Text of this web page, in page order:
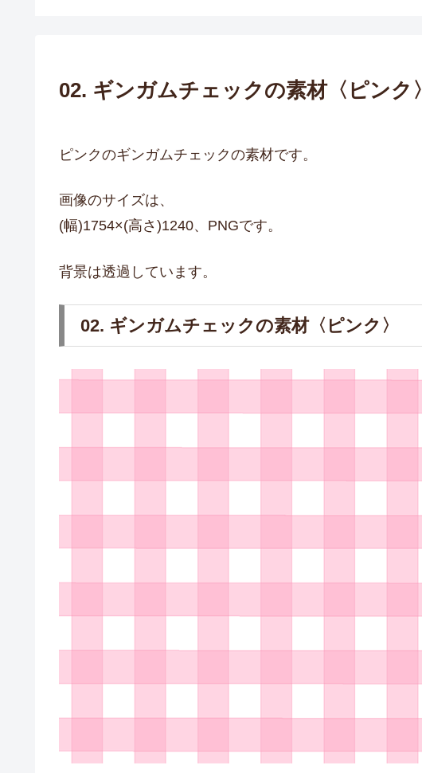
02. ギンガムチェックの素材〈ピンク〉
ピンクのギンガムチェックの素材です。
画像のサイズは、
(幅)1754×(高さ)1240、PNGです。
背景は透過しています。
02. ギンガムチェックの素材〈ピンク〉